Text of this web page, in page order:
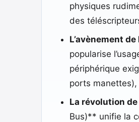
physiques
des
L’avènement
popularise
périphérique
ports
La révolution
Bus)** unifie la